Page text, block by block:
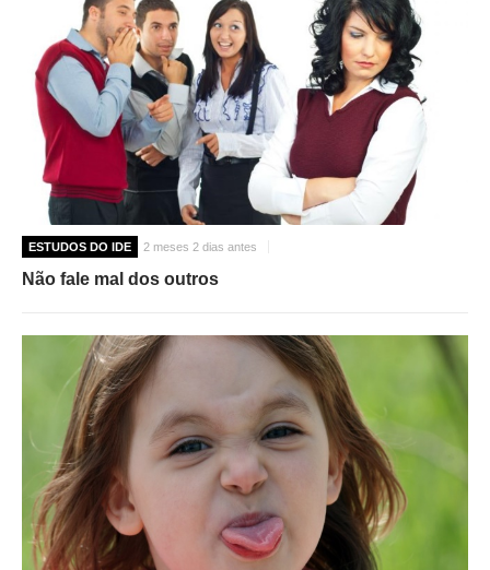
ESTUDOS DO IDE 2 meses 2 dias antes
Não fale mal dos outros